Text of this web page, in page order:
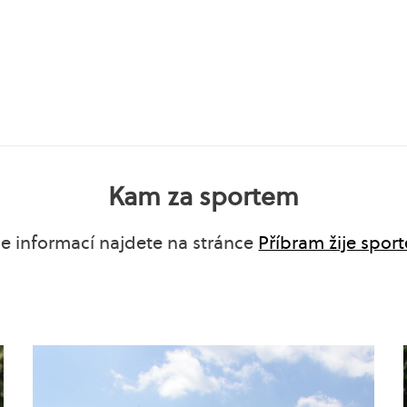
Kam za sportem
informací najdete na stránce Příbram žije